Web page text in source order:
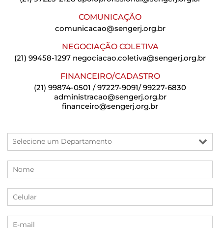
COMUNICAÇÃO
comunicacao@sengerj.org.br
NEGOCIAÇÃO COLETIVA
(21) 99458-1297 negociacao.coletiva@sengerj.org.br
FINANCEIRO/CADASTRO
(21) 99874-0501 / 97227-9091/ 99227-6830
administracao@sengerj.org.br
financeiro@sengerj.org.br